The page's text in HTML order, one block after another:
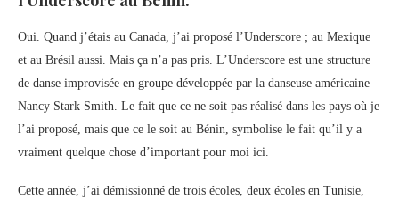
Oui. Quand j’étais au Canada, j’ai proposé l’Underscore ; au Mexique
et au Brésil aussi. Mais ça n’a pas pris. L’Underscore est une structure
de danse improvisée en groupe développée par la danseuse américaine
Nancy Stark Smith. Le fait que ce ne soit pas réalisé dans les pays où je
l’ai proposé, mais que ce le soit au Bénin, symbolise le fait qu’il y a
vraiment quelque chose d’important pour moi ici.
Cette année, j’ai démissionné de trois écoles, deux écoles en Tunisie,